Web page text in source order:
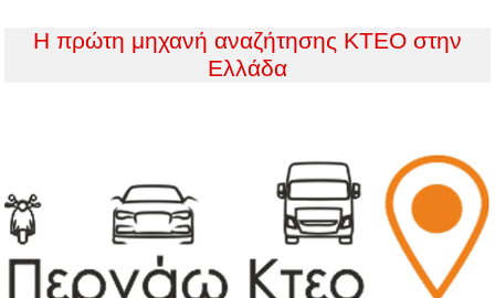
Η πρώτη μηχανή αναζήτησης ΚΤΕΟ στην
Ελλάδα